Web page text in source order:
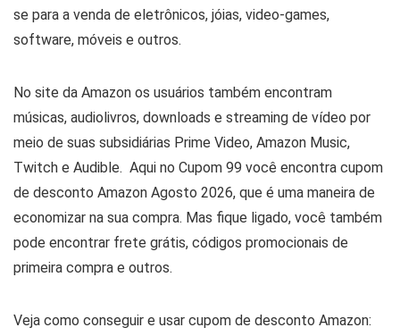
Viagem
Todas as categorias
se para a venda de eletrônicos, jóias, video-games,
software, móveis e outros.
No site da Amazon os usuários também encontram
músicas, audiolivros, downloads e streaming de vídeo por
meio de suas subsidiárias Prime Video, Amazon Music,
Twitch e Audible. Aqui no Cupom 99 você encontra cupom
de desconto Amazon Agosto 2026, que é uma maneira de
economizar na sua compra. Mas fique ligado, você também
pode encontrar frete grátis, códigos promocionais de
primeira compra e outros.
Veja como conseguir e usar cupom de desconto Amazon: